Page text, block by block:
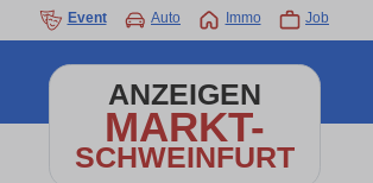
Event Auto Immo Job
ANZEIGEN
MARKT-
SCHWEINFURT